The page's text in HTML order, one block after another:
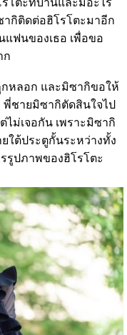
กิติดต่อฮิโรโตะมาอีก
แฟนของเธอ เพื่อขอ
ก
หลอก และมิซากิขอให้
พี่ชายมิซากิตัดสินใจไป
ไม่เจอกัน เพราะมิซากิ
ใต้ประตูกั้นระหว่างทั้ง
รูปภาพของฮิโรโตะ